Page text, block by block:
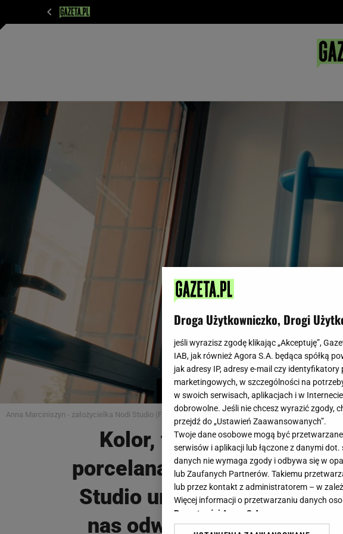
WYDANIE II
Anna Marciniszyn - założycielka Nodi Studio (Fot. Mateusz Wolski)
Kolor, forma,
porcelana. Nodi
Studio urządza
nas odważniej
Katarzyna
Anna Marciniszyn:
Droga Użytkowniczko, Drogi
jeśli wyrazisz zgodę klikając „Akceptuję”,
IAB, jak również Agora S.A. będąca spółką
jak adresy IP, adresy e-mail czy
marketingowych, w szczególności na
w swoich serwisach, aplikacjach i w
dobrowolne. Jeśli nie chcesz wyrazić zgody,
przejdź do „Ustawień Zaawansowanych”.
Twoje dane osobowe mogą być
serwisów i aplikacji lub łączone z danymi
danych nie wymaga zgody i odbywa się w
lub Zaufanych Partnerów. Takiemu
lub przez kontakt z administratorem – w
Więcej informacji o przetwarzaniu danych
Prywatności Agora S.A.